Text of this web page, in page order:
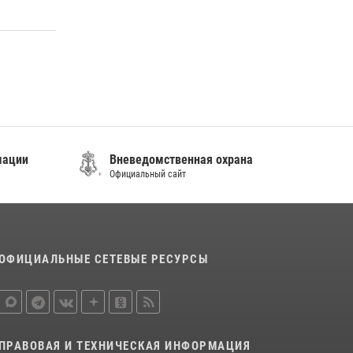
Вневедомственная охрана
Официальный сайт
СЕТЕВЫЕ РЕСУРСЫ
ПРАВОВАЯ И ТЕХНИЧЕСКАЯ ИНФОРМАЦИЯ